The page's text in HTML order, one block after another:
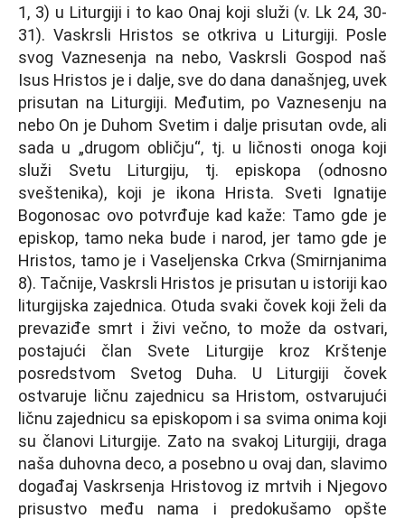
1, 3) u Liturgiji i to kao Onaj koji služi (v. Lk 24, 30-
31). Vaskrsli Hristos se otkriva u Liturgiji. Posle
svog Vaznesenja na nebo, Vaskrsli Gospod naš
Isus Hristos je i dalјe, sve do dana današnjeg, uvek
prisutan na Liturgiji. Međutim, po Vaznesenju na
nebo On je Duhom Svetim i dalјe prisutan ovde, ali
sada u „drugom obličju“, tj. u ličnosti onoga koji
služi Svetu Liturgiju, tj. episkopa (odnosno
sveštenika), koji je ikona Hrista. Sveti Ignatije
Bogonosac ovo potvrđuje kad kaže: Tamo gde je
episkop, tamo neka bude i narod, jer tamo gde je
Hristos, tamo je i Vaselјenska Crkva (Smirnjanima
8). Tačnije, Vaskrsli Hristos je prisutan u istoriji kao
liturgijska zajednica. Otuda svaki čovek koji želi da
prevaziđe smrt i živi večno, to može da ostvari,
postajući član Svete Liturgije kroz Krštenje
posredstvom Svetog Duha. U Liturgiji čovek
ostvaruje ličnu zajednicu sa Hristom, ostvarujući
ličnu zajednicu sa episkopom i sa svima onima koji
su članovi Liturgije. Zato na svakoj Liturgiji, draga
naša duhovna deco, a posebno u ovaj dan, slavimo
događaj Vaskrsenja Hristovog iz mrtvih i Nјegovo
prisustvo među nama i predokušamo opšte